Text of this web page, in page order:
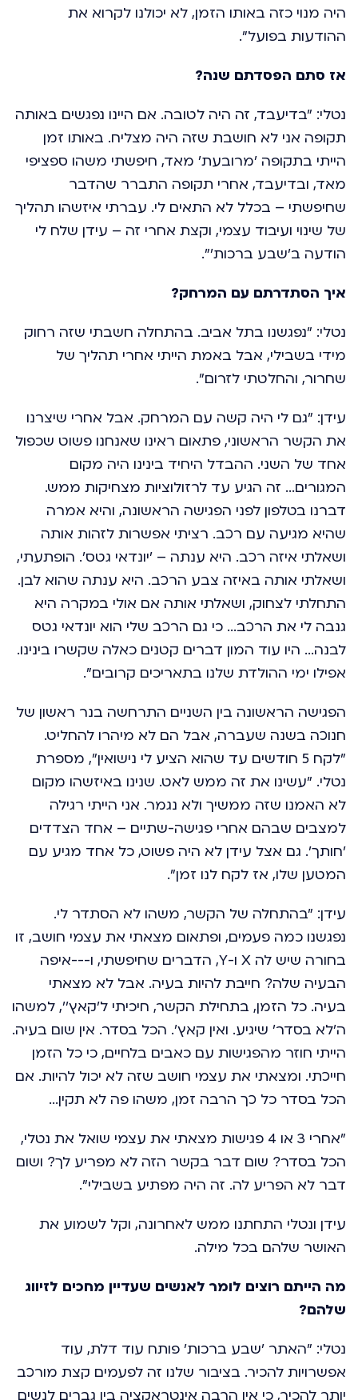
היה מנוי כזה באותו הזמן, לא יכולנו לקרוא את
ההודעות בפועל".
אז סתם הפסדתם שנה?
נטלי: "בדיעבד, זה היה לטובה. אם היינו נפגשים באותה
תקופה אני לא חושבת שזה היה מצליח. באותו זמן
הייתי בתקופה 'מרובעת' מאד, חיפשתי משהו ספציפי
מאד, ובדיעבד, אחרי תקופה התברר שהדבר
שחיפשתי – בכלל לא התאים לי. עברתי איזשהו תהליך
של שינוי ועיבוד עצמי, וקצת אחרי זה – עידן שלח לי
הודעה ב'שבע ברכות'".
איך הסתדרתם עם המרחק?
נטלי: "נפגשנו בתל אביב. בהתחלה חשבתי שזה רחוק
מידי בשבילי, אבל באמת הייתי אחרי תהליך של
שחרור, והחלטתי לזרום".
עידן: "גם לי היה קשה עם המרחק. אבל אחרי שיצרנו
את הקשר הראשוני, פתאום ראינו שאנחנו פשוט שכפול
אחד של השני. ההבדל היחיד בינינו היה מקום
המגורים... זה הגיע עד לרזולוציות מצחיקות ממש.
דברנו בטלפון לפני הפגישה הראשונה, והיא אמרה
שהיא מגיעה עם רכב. רציתי אפשרות לזהות אותה
ושאלתי איזה רכב. היא ענתה – 'יונדאי גטס'. הופתעתי,
ושאלתי אותה באיזה צבע הרכב. היא ענתה שהוא לבן.
התחלתי לצחוק, ושאלתי אותה אם אולי במקרה היא
גנבה לי את הרכב... כי גם הרכב שלי הוא יונדאי גטס
לבנה... היו עוד המון דברים קטנים כאלה שקשרו בינינו.
אפילו ימי ההולדת שלנו בתאריכים קרובים".
הפגישה הראשונה בין השניים התרחשה בנר ראשון של
חנוכה בשנה שעברה, אבל הם לא מיהרו להחליט.
"לקח 5 חודשים עד שהוא הציע לי נישואין", מספרת
נטלי. "עשינו את זה ממש לאט. שנינו באיזשהו מקום
לא האמנו שזה ממשיך ולא נגמר. אני הייתי רגילה
למצבים שבהם אחרי פגישה-שתיים – אחד הצדדים
'חותך'. גם אצל עידן לא היה פשוט, כל אחד מגיע עם
המטען שלו, אז לקח לנו זמן".
עידן: "בהתחלה של הקשר, משהו לא הסתדר לי.
נפגשנו כמה פעמים, ופתאום מצאתי את עצמי חושב, זו
בחורה שיש לה X ו-Y, הדברים שחיפשתי, ו---איפה
הבעיה שלה? חייבת להיות בעיה. אבל לא מצאתי
בעיה. כל הזמן, בתחילת הקשר, חיכיתי ל'קאץ'', למשהו
ה'לא בסדר' שיגיע. ואין קאץ'. הכל בסדר. אין שום בעיה.
הייתי חוזר מהפגישות עם כאבים בלחיים, כי כל הזמן
חייכתי. ומצאתי את עצמי חושב שזה לא יכול להיות. אם
הכל בסדר כל כך הרבה זמן, משהו פה לא תקין...
"אחרי 3 או 4 פגישות מצאתי את עצמי שואל את נטלי,
הכל בסדר? שום דבר בקשר הזה לא מפריע לך? ושום
דבר לא הפריע לה. זה היה מפתיע בשבילי".
עידן ונטלי התחתנו ממש לאחרונה, וקל לשמוע את
האושר שלהם בכל מילה.
מה הייתם רוצים לומר לאנשים שעדיין מחכים לזיווג
שלהם?
נטלי: "האתר 'שבע ברכות' פותח עוד דלת, עוד
אפשרויות להכיר. בציבור שלנו זה לפעמים קצת מורכב
יותר להכיר, כי אין הרבה אינטראקציה בין גברים לנשים